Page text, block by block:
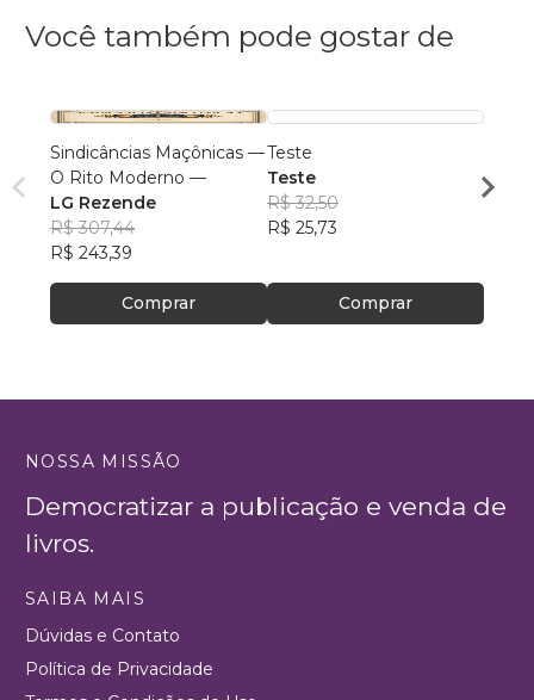
Você também pode gostar de
Sindicâncias Maçônicas —
O Rito Moderno —
LG Rezende
R$ 307,44
R$ 243,39
Comprar
Teste
Teste
R$ 32,50
R$ 25,73
Comprar
de
R$
NOSSA MISSÃO
Democratizar a publicação e venda de
livros.
SAIBA MAIS
Dúvidas e Contato
Política de Privacidade